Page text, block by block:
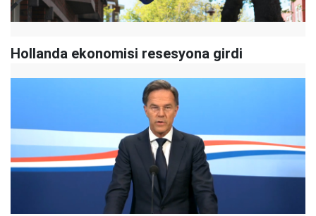
Hollanda ekonomisi resesyona girdi